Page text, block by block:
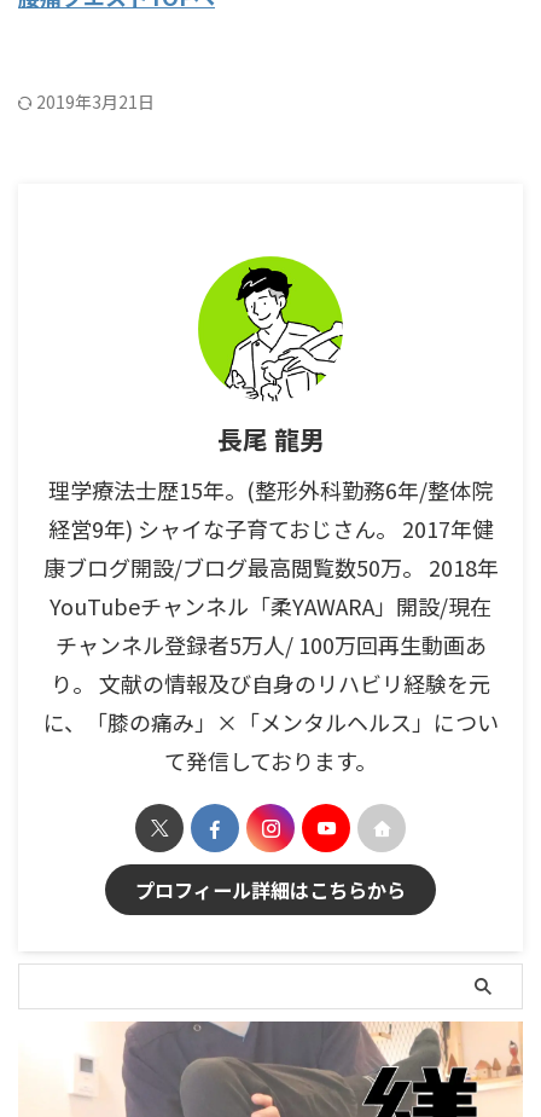
2019年3月21日
長尾 龍男
理学療法士歴15年。(整形外科勤務6年/整体院
経営9年) シャイな子育ておじさん。 2017年健
康ブログ開設/ブログ最高閲覧数50万。 2018年
YouTubeチャンネル「柔YAWARA」開設/現在
チャンネル登録者5万人/ 100万回再生動画あ
り。 文献の情報及び自身のリハビリ経験を元
に、「膝の痛み」×「メンタルヘルス」につい
て発信しております。
プロフィール詳細はこちらから